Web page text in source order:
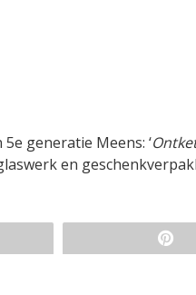
generatie Meens: ‘
en